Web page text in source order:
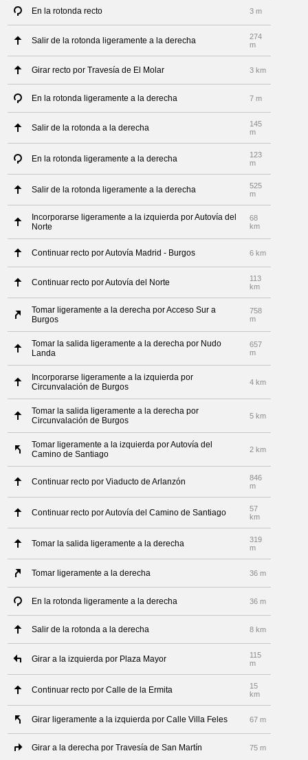
En la rotonda recto 3 m
Salir de la rotonda ligeramente a la derecha
274
m
Girar recto por Travesía de El Molar 3 km
En la rotonda ligeramente a la derecha 7 m
Salir de la rotonda a la derecha
145
m
En la rotonda ligeramente a la derecha
123
m
Salir de la rotonda ligeramente a la derecha
525
m
Incorporarse ligeramente a la izquierda por Autovía del
Norte
68
km
Continuar recto por Autovía Madrid - Burgos 6 km
Continuar recto por Autovía del Norte
113
km
Tomar ligeramente a la derecha por Acceso Sur a
Burgos
758
m
Tomar la salida ligeramente a la derecha por Nudo
Landa
657
m
Incorporarse ligeramente a la izquierda por
Circunvalación de Burgos
4 km
Tomar la salida ligeramente a la derecha por
Circunvalación de Burgos
5 km
Tomar ligeramente a la izquierda por Autovía del
Camino de Santiago
2 km
Continuar recto por Viaducto de Arlanzón
846
m
Continuar recto por Autovía del Camino de Santiago
57
km
Tomar la salida ligeramente a la derecha
319
m
Tomar ligeramente a la derecha 36 m
En la rotonda ligeramente a la derecha 36 m
Salir de la rotonda a la derecha 8 km
Girar a la izquierda por Plaza Mayor
115
m
Continuar recto por Calle de la Ermita
15
km
Girar ligeramente a la izquierda por Calle Villa Feles 67 m
Girar a la derecha por Travesía de San Martín 75 m